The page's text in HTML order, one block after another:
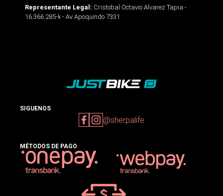
Representante Legal: Cristobal Octavio Alvarez Tapia -
16.366.285-k - Av Apoquindo 7331
SIGUENOS
@sherpalife
MÉTODOS DE PAGO